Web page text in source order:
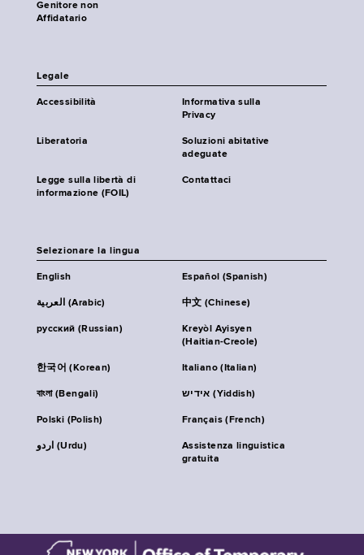
Genitore non
Affidatario
Legale
Accessibilità
Informativa sulla
Privacy
Liberatoria
Soluzioni abitative
adeguate
Legge sulla libertà di
informazione (FOIL)
Contattaci
Selezionare la lingua
English Español (Spanish)
العربية (Arabic) 中文 (Chinese)
русский (Russian)
Kreyòl Ayisyen
(Haitian-Creole)
한국어 (Korean) Italiano (Italian)
বাংলা (Bengali) אידיש (Yiddish)
Polski (Polish) Français (French)
اردو (Urdu)
Assistenza linguistica
gratuita